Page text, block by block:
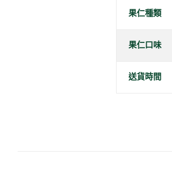
果仁種類
果仁口味
送貨時間